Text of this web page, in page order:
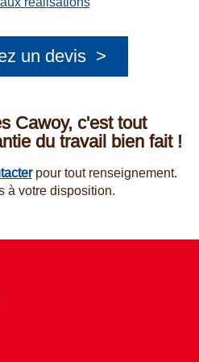
un devis >
Cawoy, c'est tout
du travail bien fait !
pour tout renseignement.
à votre disposition.